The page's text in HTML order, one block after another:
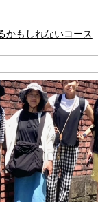
かもしれないコース